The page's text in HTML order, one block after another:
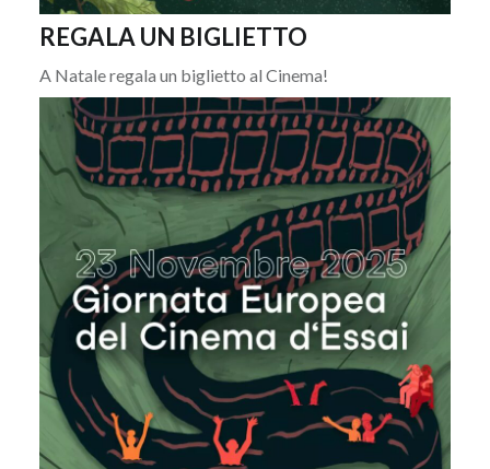
REGALA UN BIGLIETTO
A Natale regala un biglietto al Cinema!